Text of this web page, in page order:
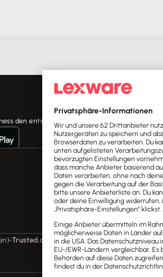
den entscheidenden Push – mit unserer
•Trusted.de